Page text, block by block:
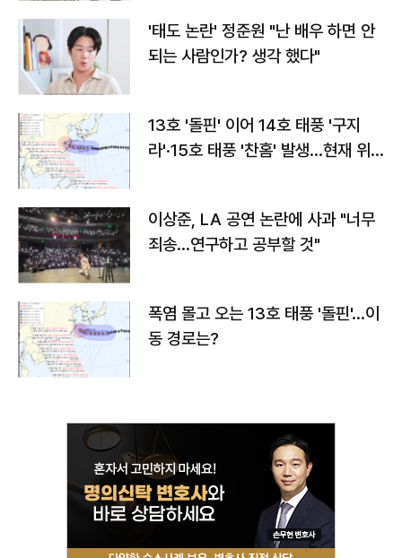
'태도 논란' 정준원 "난 배우 하면 안
되는 사람인가? 생각 했다"
13호 '돌핀' 이어 14호 태풍 '구지
라'·15호 태풍 '찬홈' 발생…현재 위
이상준, LA 공연 논란에 사과 "너무
죄송…연구하고 공부할 것"
폭염 몰고 오는 13호 태풍 '돌핀'…이
동 경로는?